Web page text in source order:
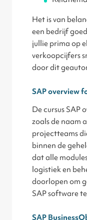
Het is van
een bedrijf
jullie prima op
verkoopcijfers
door dit
SAP overview
De cursus SAP
zoals de naam
projectteams
binnen de
dat alle
logistiek en
doorlopen om
SAP software
SAP